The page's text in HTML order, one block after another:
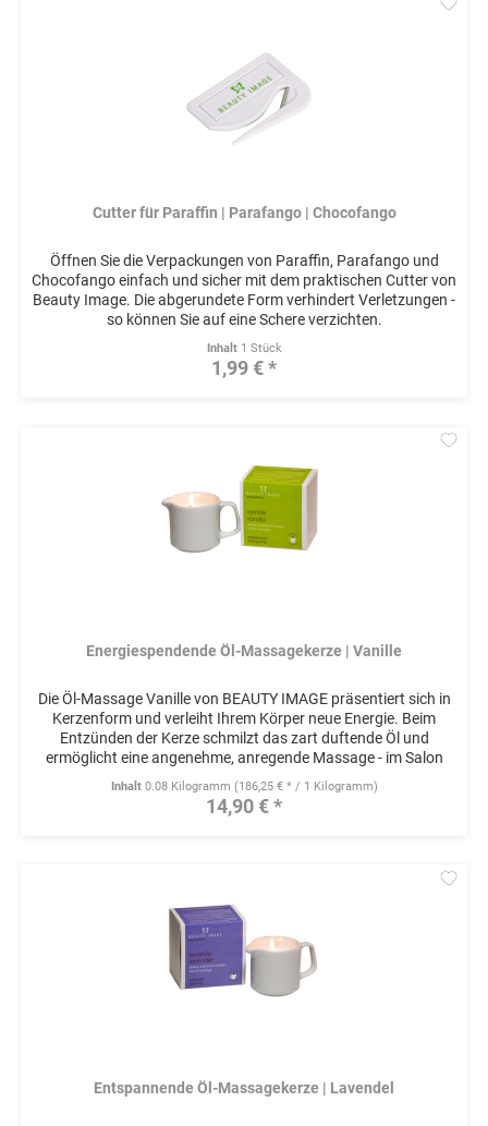
Cutter für Paraffin | Parafango | Chocofango
Öffnen Sie die Verpackungen von Paraffin, Parafango und
Chocofango einfach und sicher mit dem praktischen Cutter von
Beauty Image. Die abgerundete Form verhindert Verletzungen -
so können Sie auf eine Schere verzichten.
Inhalt 1 Stück
1,99 € *
Energiespendende Öl-Massagekerze | Vanille
Die Öl-Massage Vanille von BEAUTY IMAGE präsentiert sich in
Kerzenform und verleiht Ihrem Körper neue Energie. Beim
Entzünden der Kerze schmilzt das zart duftende Öl und
ermöglicht eine angenehme, anregende Massage - im Salon
oder zu...
Inhalt 0.08 Kilogramm (186,25 € * / 1 Kilogramm)
14,90 € *
Entspannende Öl-Massagekerze | Lavendel